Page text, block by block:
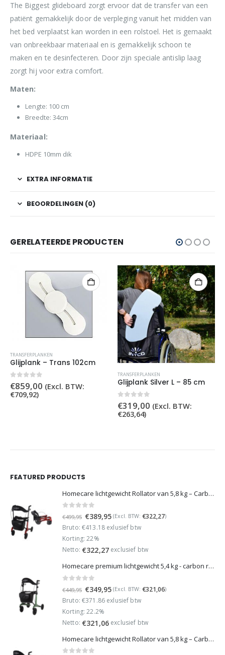
The Biggest glideboard zorgt ervoor dat de transfer van een
patiënt gemakkelijk door de verpleging vanuit het midden van
het bed verplaatst kan worden in een rolstoel. Het is gemaakt
van onbreekbaar materiaal en is gemakkelijk schoon te
maken en te desinfecteren. Door zijn speciale antislip laag
zorgt hij voor extra comfort.
Maten:
Lengte: 100 cm
Breedte: 34cm
Materiaal:
HDPE 10mm dik
EXTRA INFORMATIE
BEOORDELINGEN (0)
GERELATEERDE PRODUCTEN
TRANSFERPLANKEN
Glijplank – Trans 102cm
0out of 5
€859,00 (Excl. BTW:
€709,92)
TRANSFERPLANKEN
Glijplank Silver L – 85 cm
0out of 5
€319,00 (Excl. BTW:
€263,64)
FEATURED PRODUCTS
Homecare lichtgewicht Rollator van 5,8 kg – Carbon rollator tot 150 kg draaggewicht – Dubbel opvouwbaar en inclusief reistas - Rood
out of 5
€499,95 Oorspronkelijke
prijs
was:
€499,95.
€389,95Huidige
prijs
€389,95.
(Excl. BTW: €322,27)
Bruto: €413.18 exlusief btw
Korting: 22%
Netto: €322,27exclusief btw
Homecare premium lichtgewicht 5,4 kg - carbon rollator - 150 kg draaggewicht - Opvouwbaar - Groen - incl stokhouder
out of 5
€449,95 Oorspronkelijke
prijs
was:
€449,95.
€349,95Huidige
prijs
€349,95.
(Excl. BTW: €321,06)
Bruto: €371.86 exlusief btw
Korting: 22.2%
Netto: €321,06exclusief btw
Homecare lichtgewicht Rollator van 5,8 kg – Carbon rollator tot 150 kg draaggewicht – Dubbel opvouwbaar en inclusief reistas - Groen